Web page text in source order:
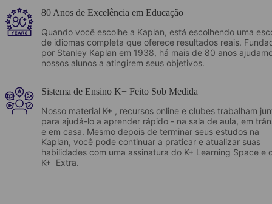
80 Anos de Excelência em Educação
Quando você escolhe a Kaplan, está escolhendo uma
de idiomas completa que oferece resultados reais.
por Stanley Kaplan em 1938, há mais de 80 anos
nossos alunos a atingirem seus objetivos.
Sistema de Ensino K+ Feito Sob Medida
Nosso material K+ , recursos online e clubes trabalham
para ajudá-lo a aprender rápido - na sala de aula, em
e em casa. Mesmo depois de terminar seus estudos na
Kaplan, você pode continuar a praticar e atualizar suas
habilidades com uma assinatura do K+ Learning Space e
K+ Extra.